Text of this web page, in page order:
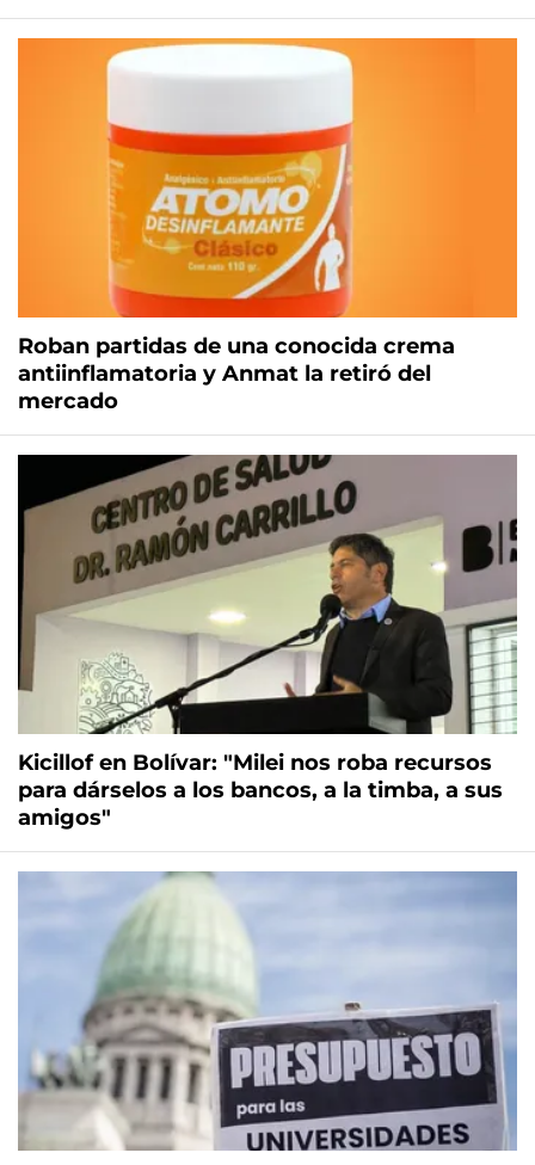
Roban partidas de una conocida crema
antiinflamatoria y Anmat la retiró del
mercado
Kicillof en Bolívar: "Milei nos roba recursos
para dárselos a los bancos, a la timba, a sus
amigos"